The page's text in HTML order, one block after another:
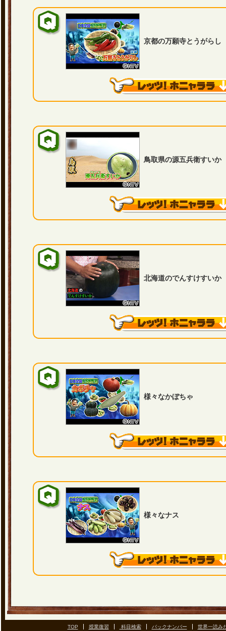
京都の万願寺とうがらし
鳥取県の源五兵衛すいか
北海道のでんすけすいか
様々なかぼちゃ
様々なナス
TOP 授業復習 科目検索 バックナンバー 世界一読み